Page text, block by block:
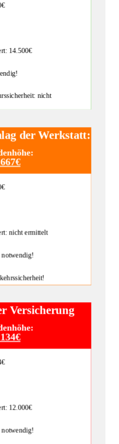
14.500€
nicht
der Werkstatt:
nicht ermittelt
notwendig!
Versicherung
12.000€
notwendig!